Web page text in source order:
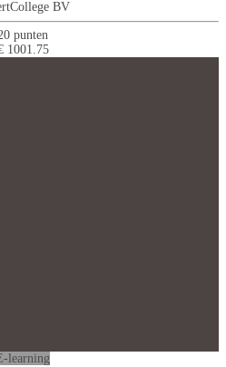
BV
punten
1001.75
learning